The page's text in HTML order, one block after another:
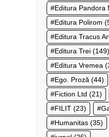
Editura Pandora
Editura Polirom
Editura Tracus
Editura Trei (149)
Editura Vremea
Ego. Proză (44)
Fiction Ltd (21)
FILIT (23)
Humanitas (35)